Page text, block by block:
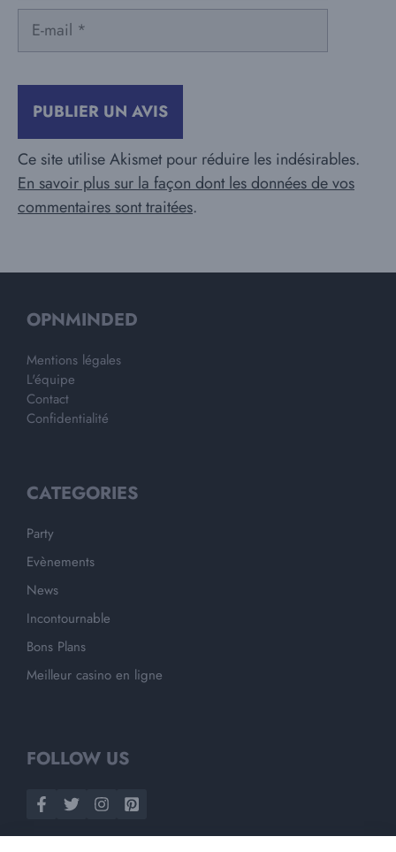
mail
Ce site utilise Akismet pour réduire les indésirables.
En savoir plus sur la façon dont les données de vos
commentaires sont traitées.
OPNMINDED
Mentions légales
L'équipe
Contact
Confidentialité
CATEGORIES
Party
Evènements
News
Incontournable
Bons Plans
Meilleur casino en ligne
FOLLOW US